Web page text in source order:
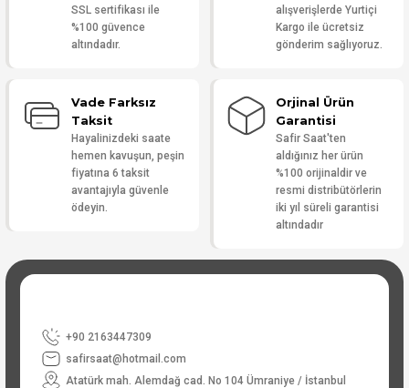
SSL sertifikası ile
%100 güvence
altındadır.
alışverişlerde Yurtiçi
Kargo ile ücretsiz
gönderim sağlıyoruz.
Vade Farksız
Taksit
Hayalinizdeki saate
hemen kavuşun, peşin
fiyatına 6 taksit
avantajıyla güvenle
ödeyin.
Orjinal Ürün
Garantisi
Safir Saat'ten
aldığınız her ürün
%100 orijinaldir ve
resmi distribütörlerin
iki yıl süreli garantisi
altındadır
+90 2163447309
safirsaat@hotmail.com
Atatürk mah. Alemdağ cad. No 104 Ümraniye / İstanbul